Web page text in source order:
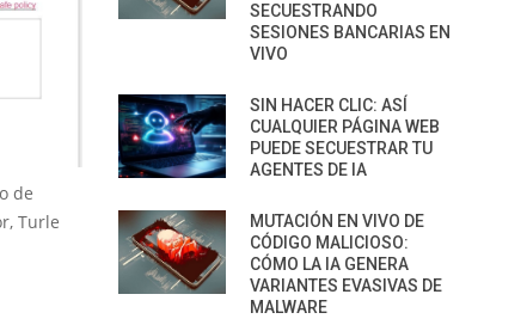
de
Turle
SECUESTRANDO
SESIONES BANCARIAS EN
VIVO
SIN HACER CLIC: ASÍ
CUALQUIER PÁGINA WEB
PUEDE SECUESTRAR TU
AGENTES DE IA
MUTACIÓN EN VIVO DE
CÓDIGO MALICIOSO:
CÓMO LA IA GENERA
VARIANTES EVASIVAS DE
MALWARE